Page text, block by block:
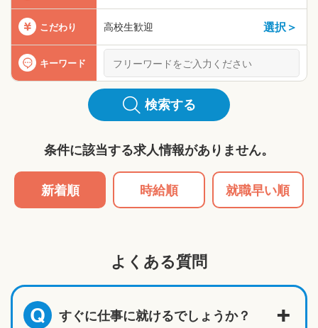
こだわり 高校生歓迎 選択＞
キーワード
検索する
条件に該当する求人情報がありません。
新着順 時給順 就職早い順
よくある質問
Q すぐに仕事に就けるでしょうか？